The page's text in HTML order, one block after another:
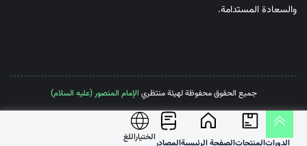
والسعادة المستدامة.
جميع الحقوق محفوظة لهيئة منتظري الإمام المنصور (عليه السلام)
الختیاراللغ